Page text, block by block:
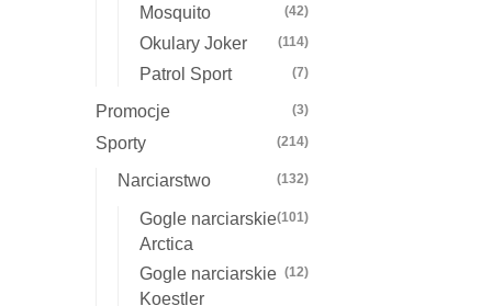
Mosquito (42)
Okulary Joker (114)
Patrol Sport (7)
Promocje (3)
Sporty (214)
Narciarstwo (132)
Gogle narciarskie
Arctica
(101)
Gogle narciarskie
Koestler
(12)